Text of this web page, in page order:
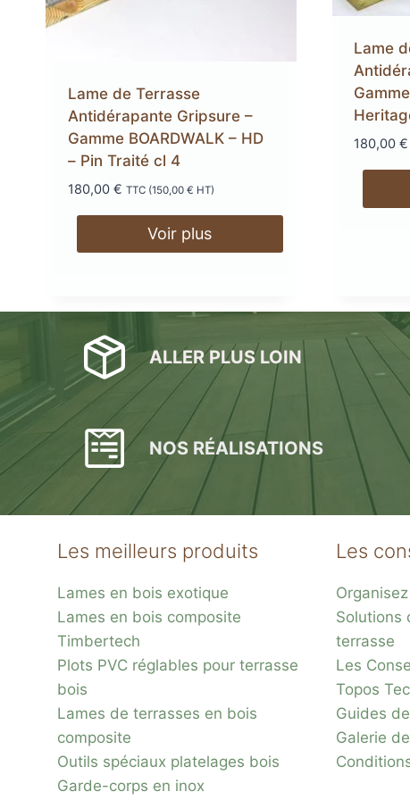
LAMES DE TERRASSE
LAMES DE TERRASSE
BOIS COMPOSITE
DryDeck : Lames de
étanches en
MetaDeck : Le
étanche pour
incombustibles en
ALERTE ET GUIDAGE
EN ALUMINIUM
SPOTS
LAMES DE BARDAGE
EN BOIS DOUGLAS ROUGE
Lame de Terrasse
Antidérapante Gripsure –
Gamme BOARDWALK – HD
– Pin Traité cl 4
180,00 € TTC (150,00 € HT)
Voir plus
Lame
180,00 €
ALLER PLUS LOIN
NOS RÉALISATIONS
Les meilleurs produits
Lames en bois exotique
Lames en bois composite
Timbertech
Plots PVC réglables pour terrasse
bois
Lames de terrasses en bois
composite
Outils spéciaux platelages bois
Garde-corps en inox
Les
Solutions
terrasse
Les
Topos
Guides
Galerie